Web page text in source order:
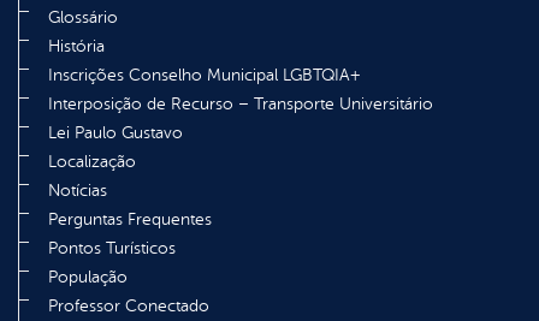
Glossário
História
Inscrições Conselho Municipal LGBTQIA+
Interposição de Recurso – Transporte Universitário
Lei Paulo Gustavo
Localização
Notícias
Perguntas Frequentes
Pontos Turísticos
População
Professor Conectado